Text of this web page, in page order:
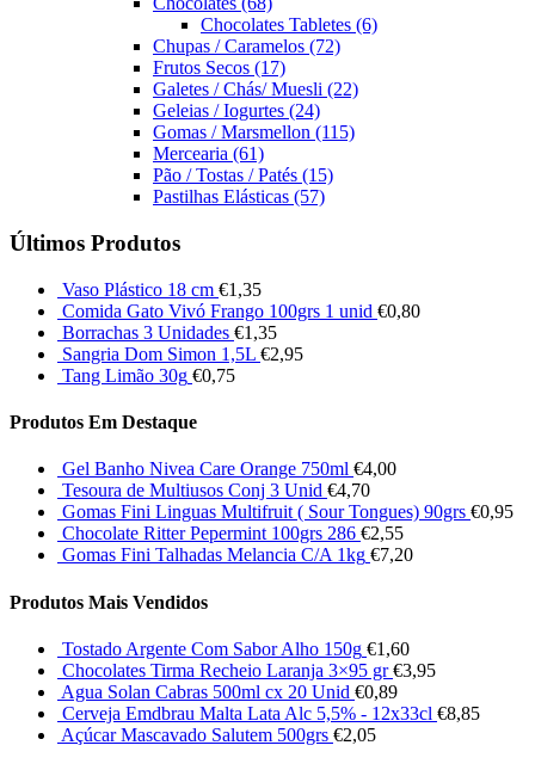
Chocolates Tabletes (6)
Chupas / Caramelos (72)
Frutos Secos (17)
Galetes / Chás/ Muesli (22)
Geleias / Iogurtes (24)
Gomas / Marsmellon (115)
Mercearia (61)
Pão / Tostas / Patés (15)
Pastilhas Elásticas (57)
Últimos Produtos
Vaso Plástico 18 cm €1,35
Comida Gato Vivó Frango 100grs 1 unid €0,80
Borrachas 3 Unidades €1,35
Sangria Dom Simon 1,5L €2,95
Tang Limão 30g €0,75
Produtos Em Destaque
Gel Banho Nivea Care Orange 750ml €4,00
Tesoura de Multiusos Conj 3 Unid €4,70
Gomas Fini Linguas Multifruit ( Sour Tongues) 90grs €0,95
Chocolate Ritter Pepermint 100grs 286 €2,55
Gomas Fini Talhadas Melancia C/A 1kg €7,20
Produtos Mais Vendidos
Tostado Argente Com Sabor Alho 150g €1,60
Chocolates Tirma Recheio Laranja 3×95 gr €3,95
Agua Solan Cabras 500ml cx 20 Unid €0,89
Cerveja Emdbrau Malta Lata Alc 5,5% - 12x33cl €8,85
Açúcar Mascavado Salutem 500grs €2,05